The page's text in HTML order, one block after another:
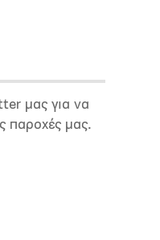
μας για να
παροχές μας.